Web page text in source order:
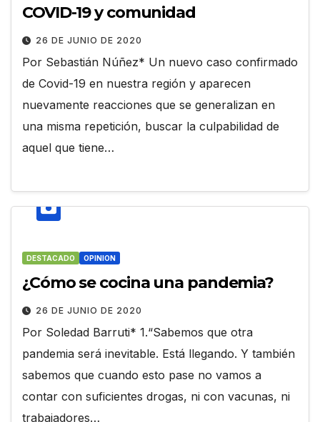
COVID-19 y comunidad
26 DE JUNIO DE 2020
Por Sebastián Núñez* Un nuevo caso confirmado
de Covid-19 en nuestra región y aparecen
nuevamente reacciones que se generalizan en
una misma repetición, buscar la culpabilidad de
aquel que tiene…
DESTACADO OPINION
¿Cómo se cocina una pandemia?
26 DE JUNIO DE 2020
Por Soledad Barruti* 1.“Sabemos que otra
pandemia será inevitable. Está llegando. Y también
sabemos que cuando esto pase no vamos a
contar con suficientes drogas, ni con vacunas, ni
trabajadores…